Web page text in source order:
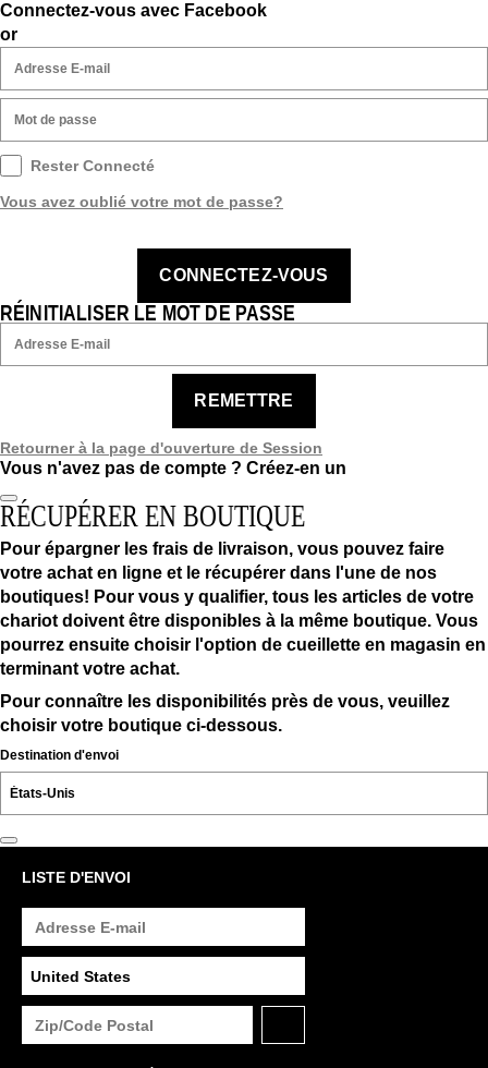
Connectez-vous avec Facebook
or
Rester Connecté
Vous avez oublié votre mot de passe?
CONNECTEZ-VOUS
RÉINITIALISER LE MOT DE PASSE
REMETTRE
Retourner à la page d'ouverture de Session
Vous n'avez pas de compte ? Créez-en un
RÉCUPÉRER EN BOUTIQUE
Pour épargner les frais de livraison, vous pouvez faire
votre achat en ligne et le récupérer dans l'une de nos
boutiques! Pour vous y qualifier, tous les articles de votre
chariot doivent être disponibles à la même boutique. Vous
pourrez ensuite choisir l'option de cueillette en magasin en
terminant votre achat.
Pour connaître les disponibilités près de vous, veuillez
choisir votre boutique ci-dessous.
Destination d'envoi
LISTE D'ENVOI